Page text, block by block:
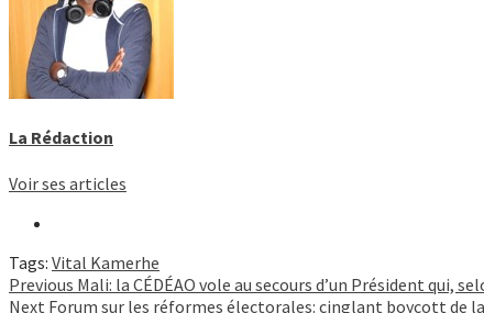
La Rédaction
Voir ses articles
Tags: Vital Kamerhe
Continue
Previous Mali: la CÉDÉAO vole au secours d’un Président qui,
Next Forum sur les réformes électorales: cinglant boycott de